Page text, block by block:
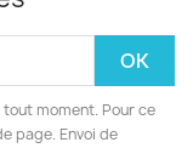
moment. Pour ce
page. Envoi de